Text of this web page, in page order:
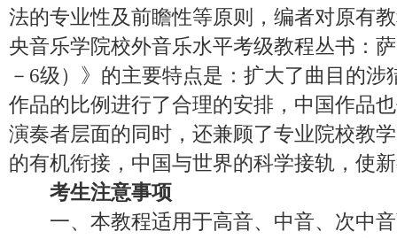
法的专业性及前瞻性等原则，编者对原有
央音乐学院校外音乐水平考级教程丛书：
－6级）》的主要特点是：扩大了曲目的
作品的比例进行了合理的安排，中国作品
演奏者层面的同时，还兼顾了专业院校教
的有机衔接，中国与世界的科学接轨，使
考生注意事项
一、本教程适用于高音、中音、次中音